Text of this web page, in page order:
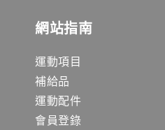
網站指南
運動項目
補給品
運動配件
會員登錄